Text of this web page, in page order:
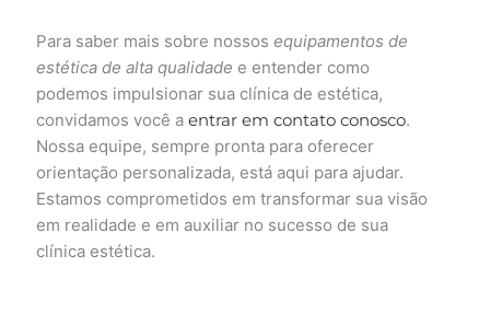
Para saber mais sobre nossosequipamentos de
estética de alta qualidade e entender como
podemos impulsionar sua clínica de estética,
convidamos você aentrar em contato conosco.
Nossa equipe, sempre pronta para oferecer
orientação personalizada, está aqui para ajudar.
Estamos comprometidos em transformar sua visão
em realidade e em auxiliar no sucesso de sua
clínica estética.